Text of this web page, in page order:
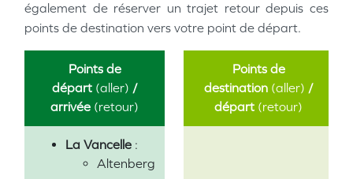
également de réserver un trajet retour depuis ces
points de destination vers votre point de départ.
Points de
départ(aller) /
arrivée (retour)
Points de
destination (aller) /
départ (retour)
La Vancelle :
Altenberg